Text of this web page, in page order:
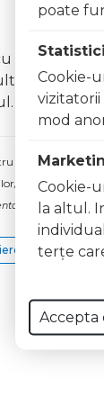
ochii. În
un
caz de
a păstra
etichetei
pentru Lac
poate
Statistici
Cookie-
mod
Cookie-
la altul.
terţe
Accepta